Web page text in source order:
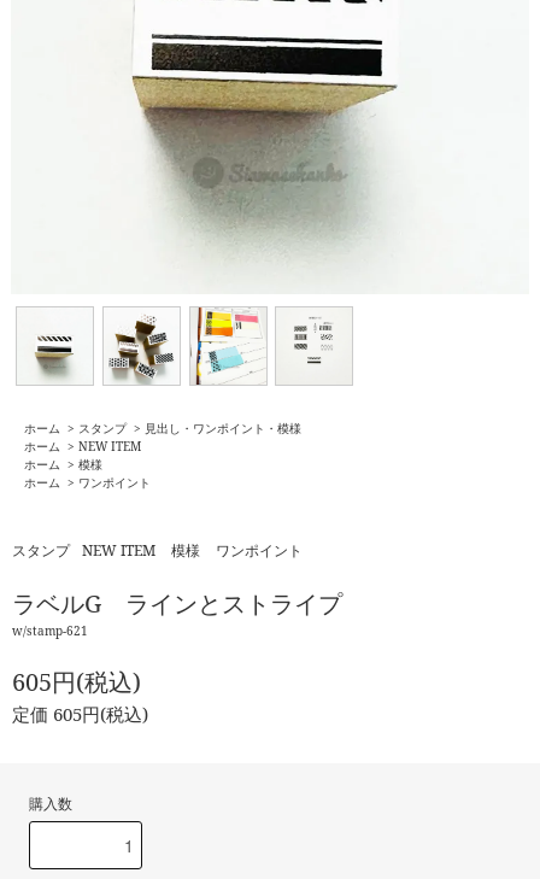
ホーム > スタンプ > 見出し・ワンポイント・模様
ホーム > NEW ITEM
ホーム > 模様
ホーム > ワンポイント
スタンプ NEW ITEM 模様 ワンポイント
ラベルG ラインとストライプ
w/stamp-621
605円(税込)
定価 605円(税込)
購入数